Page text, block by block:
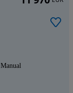
Manual